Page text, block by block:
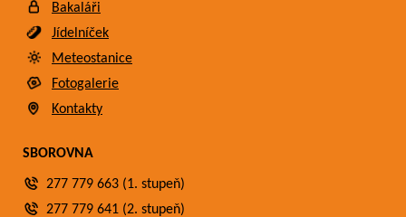
Bakaláři
Jídelníček
Meteostanice
Fotogalerie
Kontakty
SBOROVNA
277 779 663 (1. stupeň)
277 779 641 (2. stupeň)